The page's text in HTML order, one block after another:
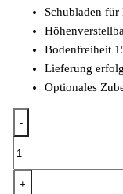
Schubladen für
Bodenfreiheit
Lieferung
Optionales
-
Schubladen
+